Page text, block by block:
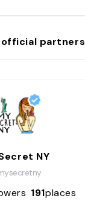
official partners
NY
191places